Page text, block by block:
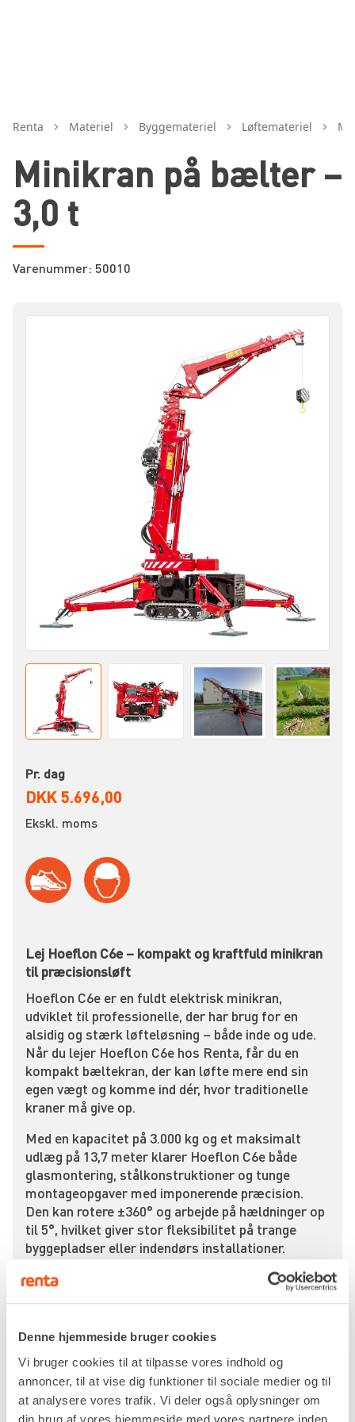
Denne hjemmeside bruger cookies
Vi bruger cookies til at tilpasse vores indhold og
annoncer, til at vise dig funktioner til sociale medier og til
at analysere vores trafik. Vi deler også oplysninger om
din brug af vores hjemmeside med vores partnere inden
Renta Materiel byggemateriel løftemateriel
Minikran på bælter –
3,0 t
Varenummer: 50010
Pr. dag
DKK 5.696,00
Ekskl. moms
Lej Hoeflon C6e – kompakt og kraftfuld minikran
til præcisionsløft
Hoeflon C6e er en fuldt elektrisk minikran,
udviklet til professionelle, der har brug for en
alsidig og stærk løfteløsning – både inde og ude.
Når du lejer Hoeflon C6e hos Renta, får du en
kompakt bæltekran, der kan løfte mere end sin
egen vægt og komme ind dér, hvor traditionelle
kraner må give op.
Med en kapacitet på 3.000 kg og et maksimalt
udlæg på 13,7 meter klarer Hoeflon C6e både
glasmontering, stålkonstruktioner og tunge
montageopgaver med imponerende præcision.
Den kan rotere ±360° og arbejde på hældninger op
til 5°, hvilket giver stor fleksibilitet på trange
byggepladser eller indendørs installationer.
Minikranen måler kun 1.859 x 760 x 2.940 mm og
vejer 2.800 kg, hvilket betyder, at den kan køres
transporteres til forskellige arbejdsområder.
gulve, fliser og færdige overflader uden at
efterlade mærker.